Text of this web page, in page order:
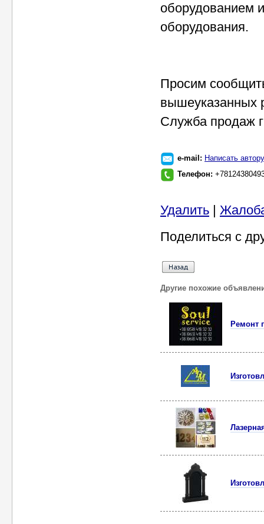
оборудованием
оборудования.
Просим
вышеуказанных
Служба продаж
e-mail: Написать автору
Телефон:
Удалить |
Поделиться с
Другие похожие
Ремонт